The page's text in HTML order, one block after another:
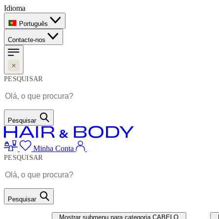
Idioma
Português
Contacte-nos
PESQUISAR
Pesquisar
Minha Conta
PESQUISAR
Pesquisar
Mostrar submenu para categoria CABELO UNHAS